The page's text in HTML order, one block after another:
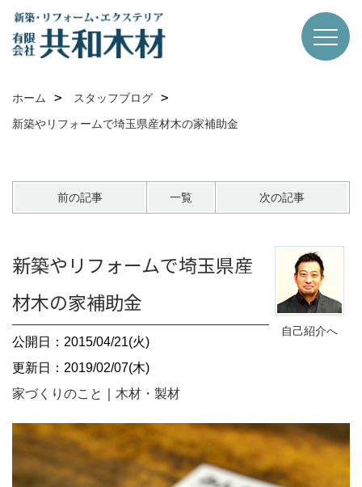
ホーム
スタッフブログ
新築やリフォームで埼玉県産材木の家補助金
前の記事 一覧 次の記事
自己紹介へ
新築やリフォームで埼玉県産
材木の家補助金
公開日：2015/04/21(火)
更新日：2019/02/07(木)
家づくりのこと
木材・製材